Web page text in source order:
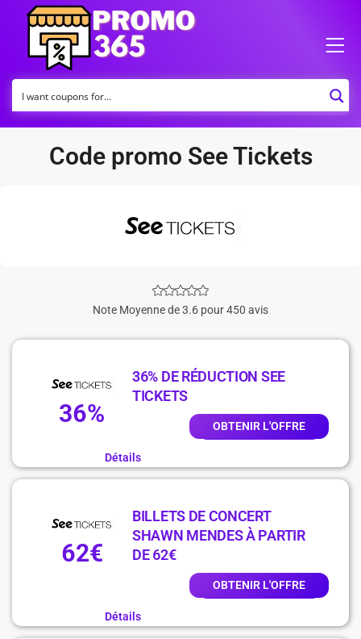
Code promo See Tickets
Note Moyenne de 3.6 pour 450 avis
36%
36% DE RÉDUCTION SEE
TICKETS
OBTENIR L'OFFRE
Détails
62€
BILLETS DE CONCERT
SHAWN MENDES À PARTIR
DE 62€
OBTENIR L'OFFRE
Détails